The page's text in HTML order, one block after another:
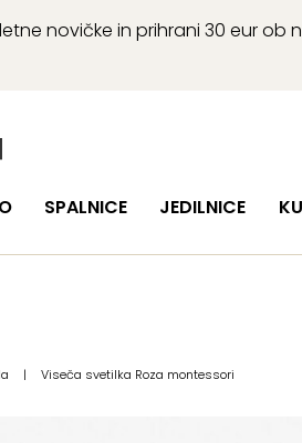
novičke in prihrani 30 eur
SPALNICE JEDILNICE
| Viseča svetilka Roza montessori